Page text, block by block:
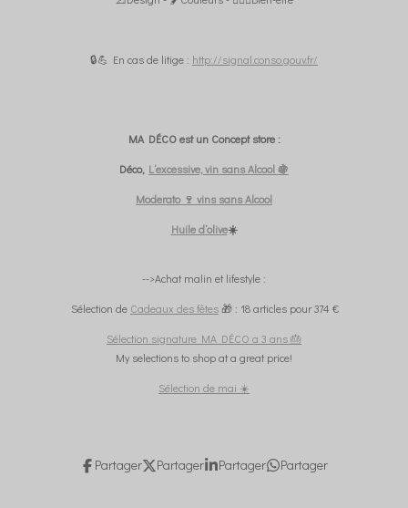
🔒💪 En cas de litige : http://signal.conso.gouv.fr/
MA DÉCO est un Concept store :
Déco, L’excessive, vin sans Alcool 🍇
Moderato 🍷 vins sans Alcool
Huile d’olive☀️
-->Achat malin et lifestyle :
Sélection de Cadeaux des fêtes🎁 : 18 articles pour 374 €
Sélection signature MA DÉCO a 3 ans 🎂
My selections to shop at a great price!
Sélection de mai ☀️
Partager Partager Partager Partager